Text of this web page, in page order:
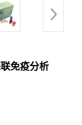
免疫分析